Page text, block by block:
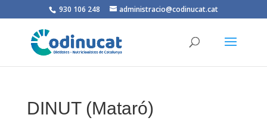
930 106 248 administracio@codinucat.cat
DINUT (Mataró)